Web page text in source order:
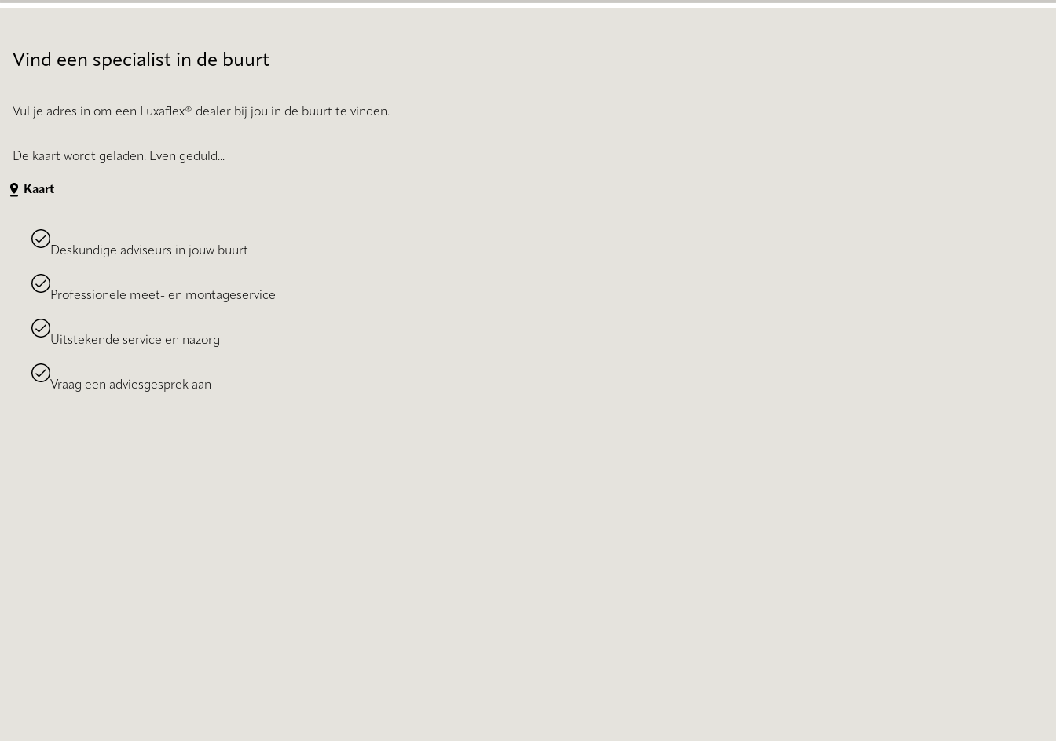
Vind een specialist in de buurt
Vul je adres in om een Luxaflex® dealer bij jou in de buurt te vinden.
De kaart wordt geladen. Even geduld...
Kaart
Deskundige adviseurs in jouw buurt
Professionele meet- en montageservice
Uitstekende service en nazorg
Vraag een adviesgesprek aan